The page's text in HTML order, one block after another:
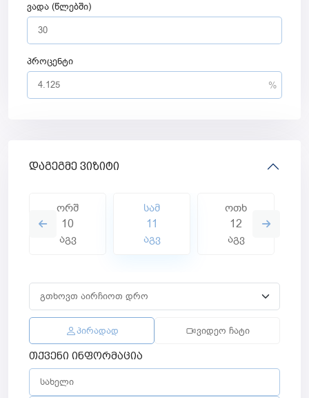
ვადა (წლებში)
პროცენტი
დაგეგმე ვიზიტი
ორშ
10
აგვ
სამ
11
აგვ
ოთხ
12
აგვ
პირადად ვიდეო ჩატი
თქვენი ინფორმაცია